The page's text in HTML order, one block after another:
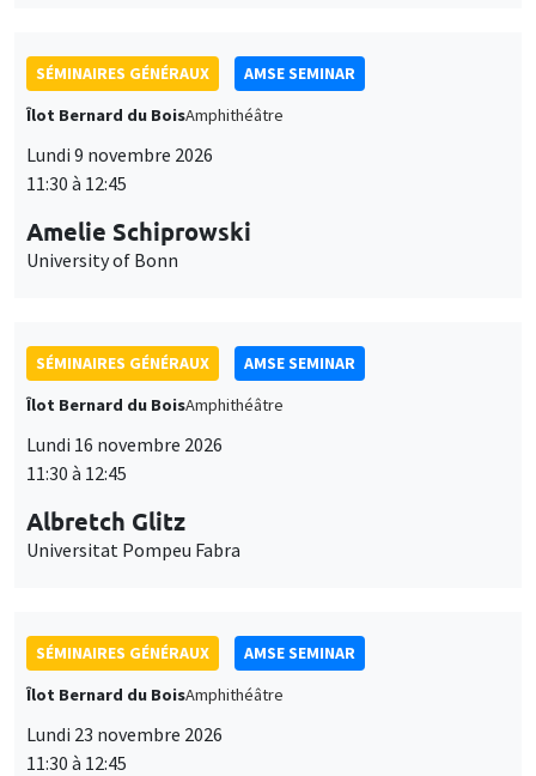
SÉMINAIRES GÉNÉRAUX
AMSE SEMINAR
Îlot Bernard du BoisAmphithéâtre
Lundi 9 novembre 2026
11:30 à 12:45
Amelie Schiprowski
University of Bonn
SÉMINAIRES GÉNÉRAUX
AMSE SEMINAR
Îlot Bernard du BoisAmphithéâtre
Lundi 16 novembre 2026
11:30 à 12:45
Albretch Glitz
Universitat Pompeu Fabra
SÉMINAIRES GÉNÉRAUX
AMSE SEMINAR
Îlot Bernard du BoisAmphithéâtre
Lundi 23 novembre 2026
11:30 à 12:45